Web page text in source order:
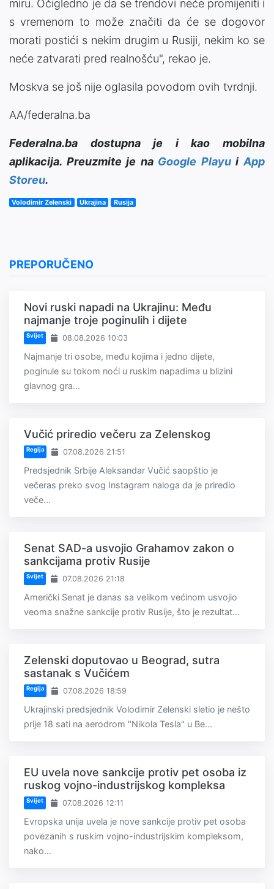
miru. Očigledno je da se trendovi neće promijeniti i
s vremenom to može značiti da će se dogovor
morati postići s nekim drugim u Rusiji, nekim ko se
neće zatvarati pred realnošću", rekao je.
Moskva se još nije oglasila povodom ovih tvrdnji.
AA/federalna.ba
Federalna.ba dostupna je i kao mobilna
aplikacija. Preuzmite je na Google PlayuiApp
Storeu.
Volodimir Zelenski Ukrajina Rusija
PREPORUČENO
Novi ruski napadi na Ukrajinu: Među
najmanje troje poginulih i dijete
Svijet 08.08.2026 10:03
Najmanje tri osobe, među kojima i jedno dijete,
poginule su tokom noći u ruskim napadima u blizini
glavnog gra...
Vučić priredio večeru za Zelenskog
Regija 07.08.2026 21:51
Predsjednik Srbije Aleksandar Vučić saopštio je
večeras preko svog Instagram naloga da je priredio
veče...
Senat SAD-a usvojio Grahamov zakon o
sankcijama protiv Rusije
Svijet 07.08.2026 21:18
Američki Senat je danas sa velikom većinom usvojio
veoma snažne sankcije protiv Rusije, što je rezultat...
Zelenski doputovao u Beograd, sutra
sastanak s Vučićem
Regija 07.08.2026 18:59
Ukrajinski predsjednik Volodimir Zelenski sletio je nešto
prije 18 sati na aerodrom "Nikola Tesla" u Be...
EU uvela nove sankcije protiv pet osoba iz
ruskog vojno-industrijskog kompleksa
Svijet 07.08.2026 12:11
Evropska unija uvela je nove sankcije protiv pet osoba
povezanih s ruskim vojno-industrijskim kompleksom,
nako...